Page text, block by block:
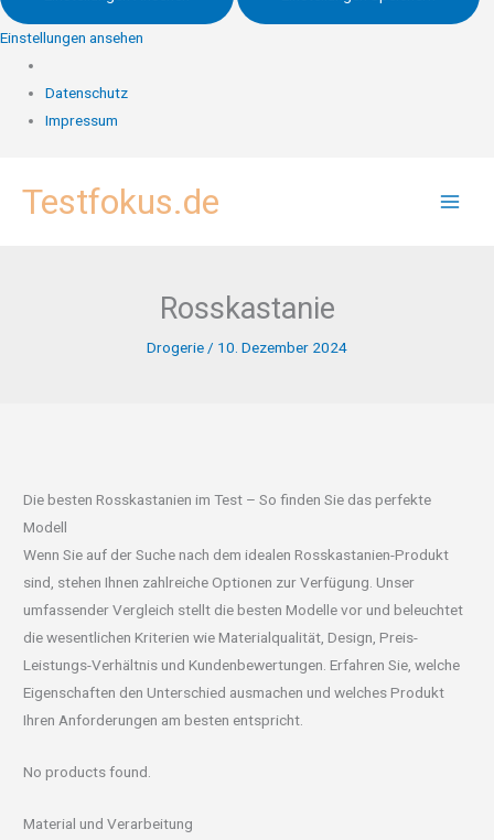
Einstellungen ansehen
Datenschutz
Impressum
InhaltTestfokus.de
Rosskastanie
Drogerie / 10. Dezember 2024
Die besten Rosskastanien im Test – So finden Sie das perfekte
Modell
Wenn Sie auf der Suche nach dem idealen Rosskastanien-Produkt
sind, stehen Ihnen zahlreiche Optionen zur Verfügung. Unser
umfassender Vergleich stellt die besten Modelle vor und beleuchtet
die wesentlichen Kriterien wie Materialqualität, Design, Preis-
Leistungs-Verhältnis und Kundenbewertungen. Erfahren Sie, welche
Eigenschaften den Unterschied ausmachen und welches Produkt
Ihren Anforderungen am besten entspricht.
No products found.
Material und Verarbeitung